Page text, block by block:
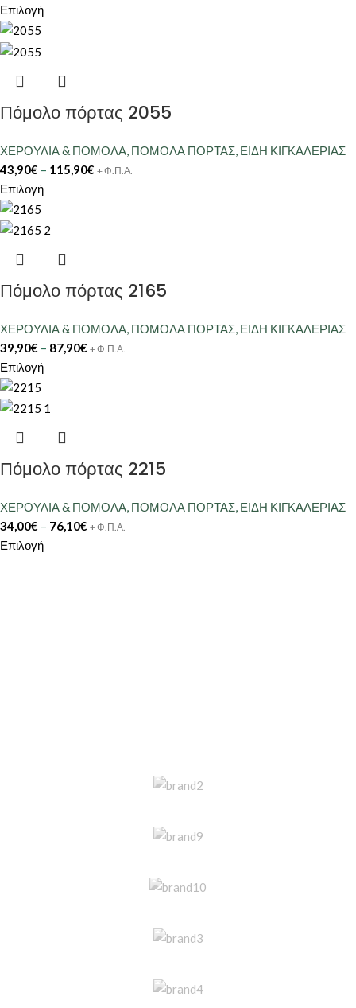
Επιλογή
Πόμολο πόρτας 2055
ΧΕΡΟΥΛΙΑ & ΠΟΜΟΛΑ, ΠΟΜΟΛΑ ΠΟΡΤΑΣ, ΕΙΔΗ ΚΙΓΚΑΛΕΡΙΑΣ
43,90€ – 115,90€ + Φ.Π.Α.
Επιλογή
Πόμολο πόρτας 2165
ΧΕΡΟΥΛΙΑ & ΠΟΜΟΛΑ, ΠΟΜΟΛΑ ΠΟΡΤΑΣ, ΕΙΔΗ ΚΙΓΚΑΛΕΡΙΑΣ
39,90€ – 87,90€ + Φ.Π.Α.
Επιλογή
Πόμολο πόρτας 2215
ΧΕΡΟΥΛΙΑ & ΠΟΜΟΛΑ, ΠΟΜΟΛΑ ΠΟΡΤΑΣ, ΕΙΔΗ ΚΙΓΚΑΛΕΡΙΑΣ
34,00€ – 76,10€ + Φ.Π.Α.
Επιλογή